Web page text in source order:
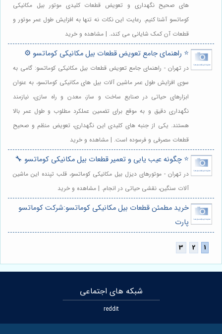
های صحیح نگهداری و تعویض قطعات کلیدی موتور بیل مکانیکی
کوماتسو آشنا کنیم. رعایت این نکات نه تنها به افزایش طول عمر موتور و
قطعات آن کمک شایانی می کند،. | مشاهده و خرید
⭐️ راهنمای جامع تعویض قطعات بیل مکانیکی کوماتسو ⚙️
در تهران - راهنمای جامع تعویض قطعات بیل مکانیکی کوماتسو: گامی به
سوی افزایش طول عمر ماشین آلات بیل های مکانیکی کوماتسو، به عنوان
ابزارهای حیاتی در صنایع ساخت و ساز، معدن و راه سازی، نیازمند
نگهداری دقیق و به موقع برای تضمین عملکرد مطلوب و طول عمر بالا
هستند. یکی از جنبه های کلیدی این نگهداری، تعویض منظم و صحیح
قطعات مصرفی و فرسوده است. | مشاهده و خرید
⭐️ چگونه عیب یابی و تعمیر قطعات بیل مکانیکی کوماتسو 🔧
در تهران - موتورهای دیزل بیل مکانیکی کوماتسو، قلب تپنده این ماشین
آلات سنگین، نقشی حیاتی در انجام. | مشاهده و خرید
خرید مطمئن قطعات بیل مکانیکی کوماتسو:شرکت کوماتسو
پارت
شبکه های اجتماعی
reddit